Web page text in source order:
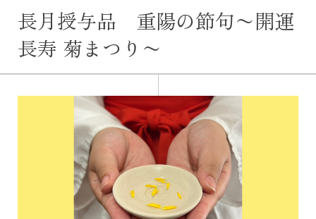
長月授与品 重陽の節句〜開運
長寿 菊まつり〜